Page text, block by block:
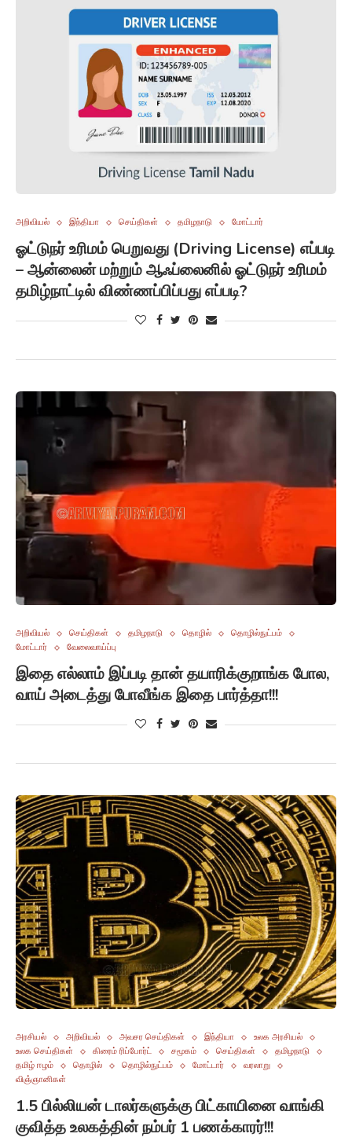
அறிவியல் இந்தியா செய்திகள் தமிழநாடு மோட்டார்
ஓட்டுநர் உரிமம் பெறுவது (Driving License) எப்படி
– ஆன்லைன் மற்றும் ஆஃப்லைனில் ஓட்டுநர் உரிமம்
தமிழ்நாட்டில் விண்ணப்பிப்பது எப்படி?
அறிவியல் செய்திகள் தமிழநாடு தொழில்
தொழில்நுட்பம்
மோட்டார்
வேலைவாய்ப்பு
இதை எல்லாம் இப்படி தான் தயாரிக்குறாங்க போல,
வாய் அடைத்து போவீங்க இதை பார்த்தா!!!
அரசியல் அறிவியல் அவசர செய்திகள் இந்தியா
உலக அரசியல்
உலக செய்திகள்
கிரைம் ரிப்போர்ட் சமூகம் செய்திகள்
தமிழநாடு
தமிழ் ஈழம்
தொழில் தொழில்நுட்பம் மோட்டார்
வரலாறு
விஞ்ஞானிகள்
1.5 பில்லியன் டாலர்களுக்கு பிட்காயினை வாங்கி
குவித்த உலகத்தின் நம்பர் 1 பணக்காரர்!!!